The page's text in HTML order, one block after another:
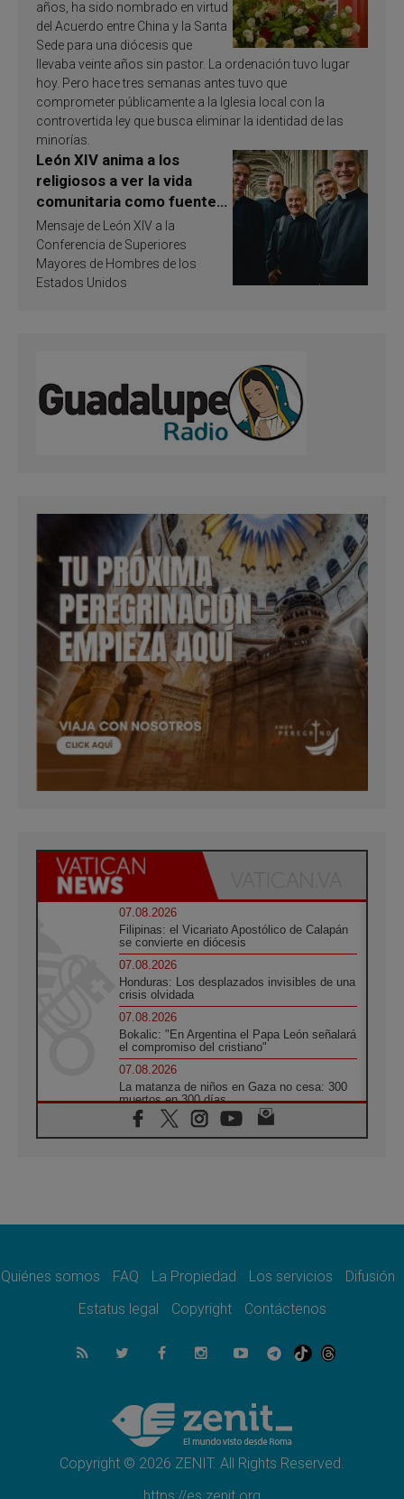
años, ha sido nombrado en virtud
del Acuerdo entre China y la Santa
Sede para una diócesis que
llevaba veinte años sin pastor. La ordenación tuvo lugar
hoy. Pero hace tres semanas antes tuvo que
comprometer públicamente a la Iglesia local con la
controvertida ley que busca eliminar la identidad de las
minorías.
León XIV anima a los
religiosos a ver la vida
comunitaria como fuente
de inspiración y
santificación
Mensaje de León XIV a la
Conferencia de Superiores
Mayores de Hombres de los
Estados Unidos
07.08.2026
Filipinas: el Vicariato Apostólico de Calapán
se convierte en diócesis
07.08.2026
Honduras: Los desplazados invisibles de una
crisis olvidada
07.08.2026
Bokalic: "En Argentina el Papa León señalará
el compromiso del cristiano"
07.08.2026
La matanza de niños en Gaza no cesa: 300
muertos en 300 días
07.08.2026
Tagle: La guerra desfigura el mundo, solo la
como misión al servicio del Evangelio
SIGNIS 2026, dar voz a las religiosas en el
espacio público
07.08.2026
Lanzan un proyecto de empoderamiento
Programa oficial del Viaje Apostólico del
Papa León XIV a Francia
Quiénes somos FAQ La Propiedad Los servicios
Difusión
Estatus legal
Copyright Contáctenos
Copyright © 2026 ZENIT. All Rights Reserved.